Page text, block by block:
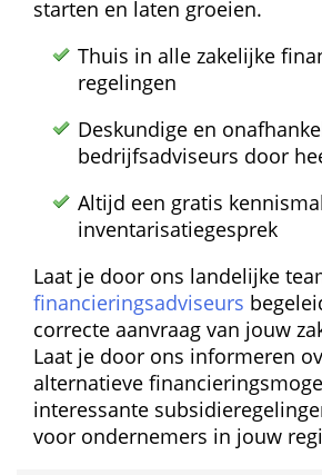
starten en laten groeien.
Thuis in alle zakelijke
regelingen
Deskundige en
bedrijfsadviseurs door
Altijd een gratis
inventarisatie­gesprek
Laat je door ons landelijke
financierings­adviseurs
correcte aanvraag van jouw
Laat je door ons informeren
alternatieve
interessante
voor ondernemers in jouw